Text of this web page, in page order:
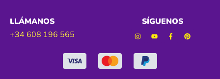
LLÁMANOS
+34 608 196 565
SÍGUENOS